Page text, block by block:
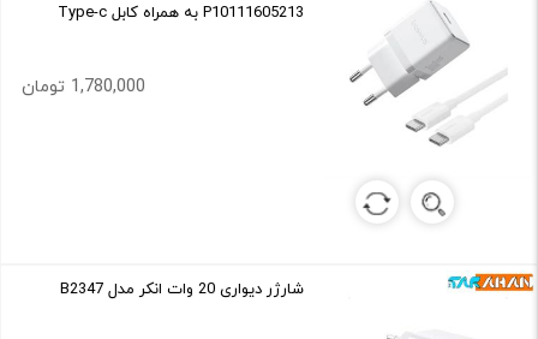
P10111605213 به همراه کابل Type-c
1,780,000 تومان
شارژر دیواری 20 وات انکر مدل B2347